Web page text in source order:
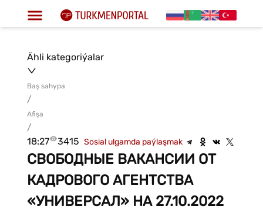
Ähli kategoriýalar
Baş sahypa
/
Afişa
/
18:27
3415 Sosial ulgamda paýlaşmak
СВОБОДНЫЕ ВАКАНСИИ ОТ
КАДРОВОГО АГЕНТСТВА
«УНИВЕРСАЛ» НА 27.10.2022